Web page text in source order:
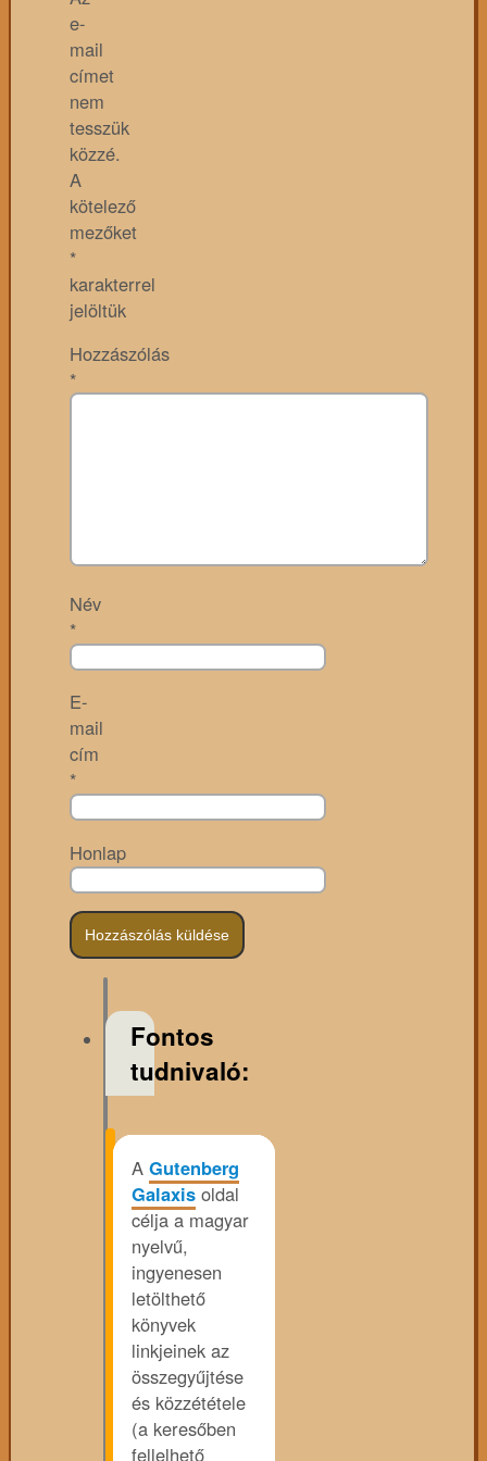
e-
mail
címet
nem
tesszük
közzé.
A
kötelező
mezőket
*
karakterrel
jelöltük
Hozzászólás
*
Név
*
E-
mail
cím
*
Honlap
Fontos
tudnivaló:
A Gutenberg
Galaxis oldal
célja a magyar
nyelvű,
ingyenesen
letölthető
könyvek
linkjeinek az
összegyűjtése
és közzététele
(a keresőben
fellelhető